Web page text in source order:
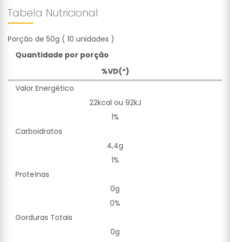
Tabela Nutricional
Porção de 50g ( 10 unidades )
Quantidade por porção
%VD(*)
Valor Energético
22kcal ou 92kJ
1%
Carboidratos
4,4g
1%
Proteínas
0g
0%
Gorduras Totais
0g